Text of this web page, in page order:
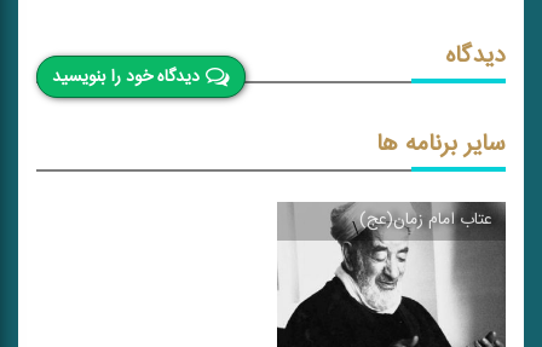
دیدگاه خود را بنویسید
دیدگاه
سایر برنامه ها
عتاب امام زمان(عج)\